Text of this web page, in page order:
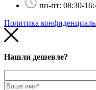
пн-пт: 08:30-
Политика
Нашли дешевле?